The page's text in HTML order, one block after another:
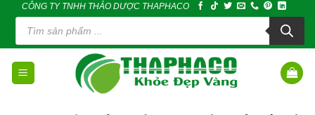
content
CÔNG TY TNHH THẢO DƯỢC THAPHACO
Tìm
kiếm
phẩm